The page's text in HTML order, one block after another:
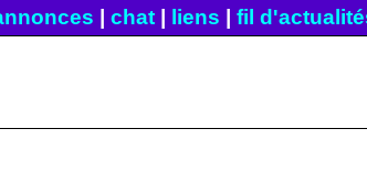
chat| liens fil